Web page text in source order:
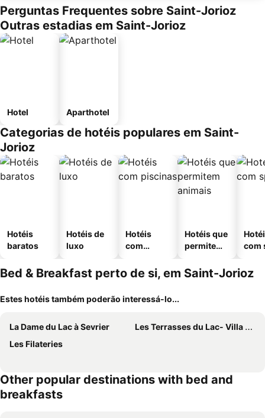
Perguntas Frequentes sobre Saint-Jorioz
Outras estadias em Saint-Jorioz
Hotel Aparthotel
Categorias de hotéis populares em Saint-
Jorioz
Hotéis
baratos
Hotéis de
luxo
Hotéis
com
Hotéis que
permitem
com
Bed & Breakfast perto de si, em Saint-Jorioz
Estes hotéis também poderão interessá-lo...
La Dame du Lac à Sevrier
Les Terrasses du Lac- Villa Le LAC Cottage au Bord du Lac d'Annecy -
Les Filateries
Other popular destinations with bed and
breakfasts